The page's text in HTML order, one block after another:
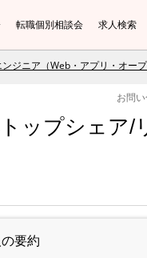
転職個別相談会 求人検索
ジニア（Web・アプリ・オー
お問
ップシェア/
要約